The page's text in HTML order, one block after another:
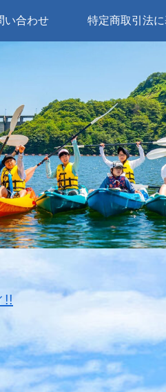
い合わせ 特定商取引法
!!